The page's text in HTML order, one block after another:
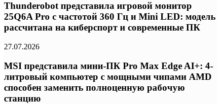
Thunderobot представила игровой монитор
25Q6A Pro с частотой 360 Гц и Mini LED: модель
рассчитана на киберспорт и современные ПК
27.07.2026
MSI представила мини-ПК Pro Max Edge AI+: 4-
литровый компьютер с мощными чипами AMD
способен заменить полноценную рабочую
станцию